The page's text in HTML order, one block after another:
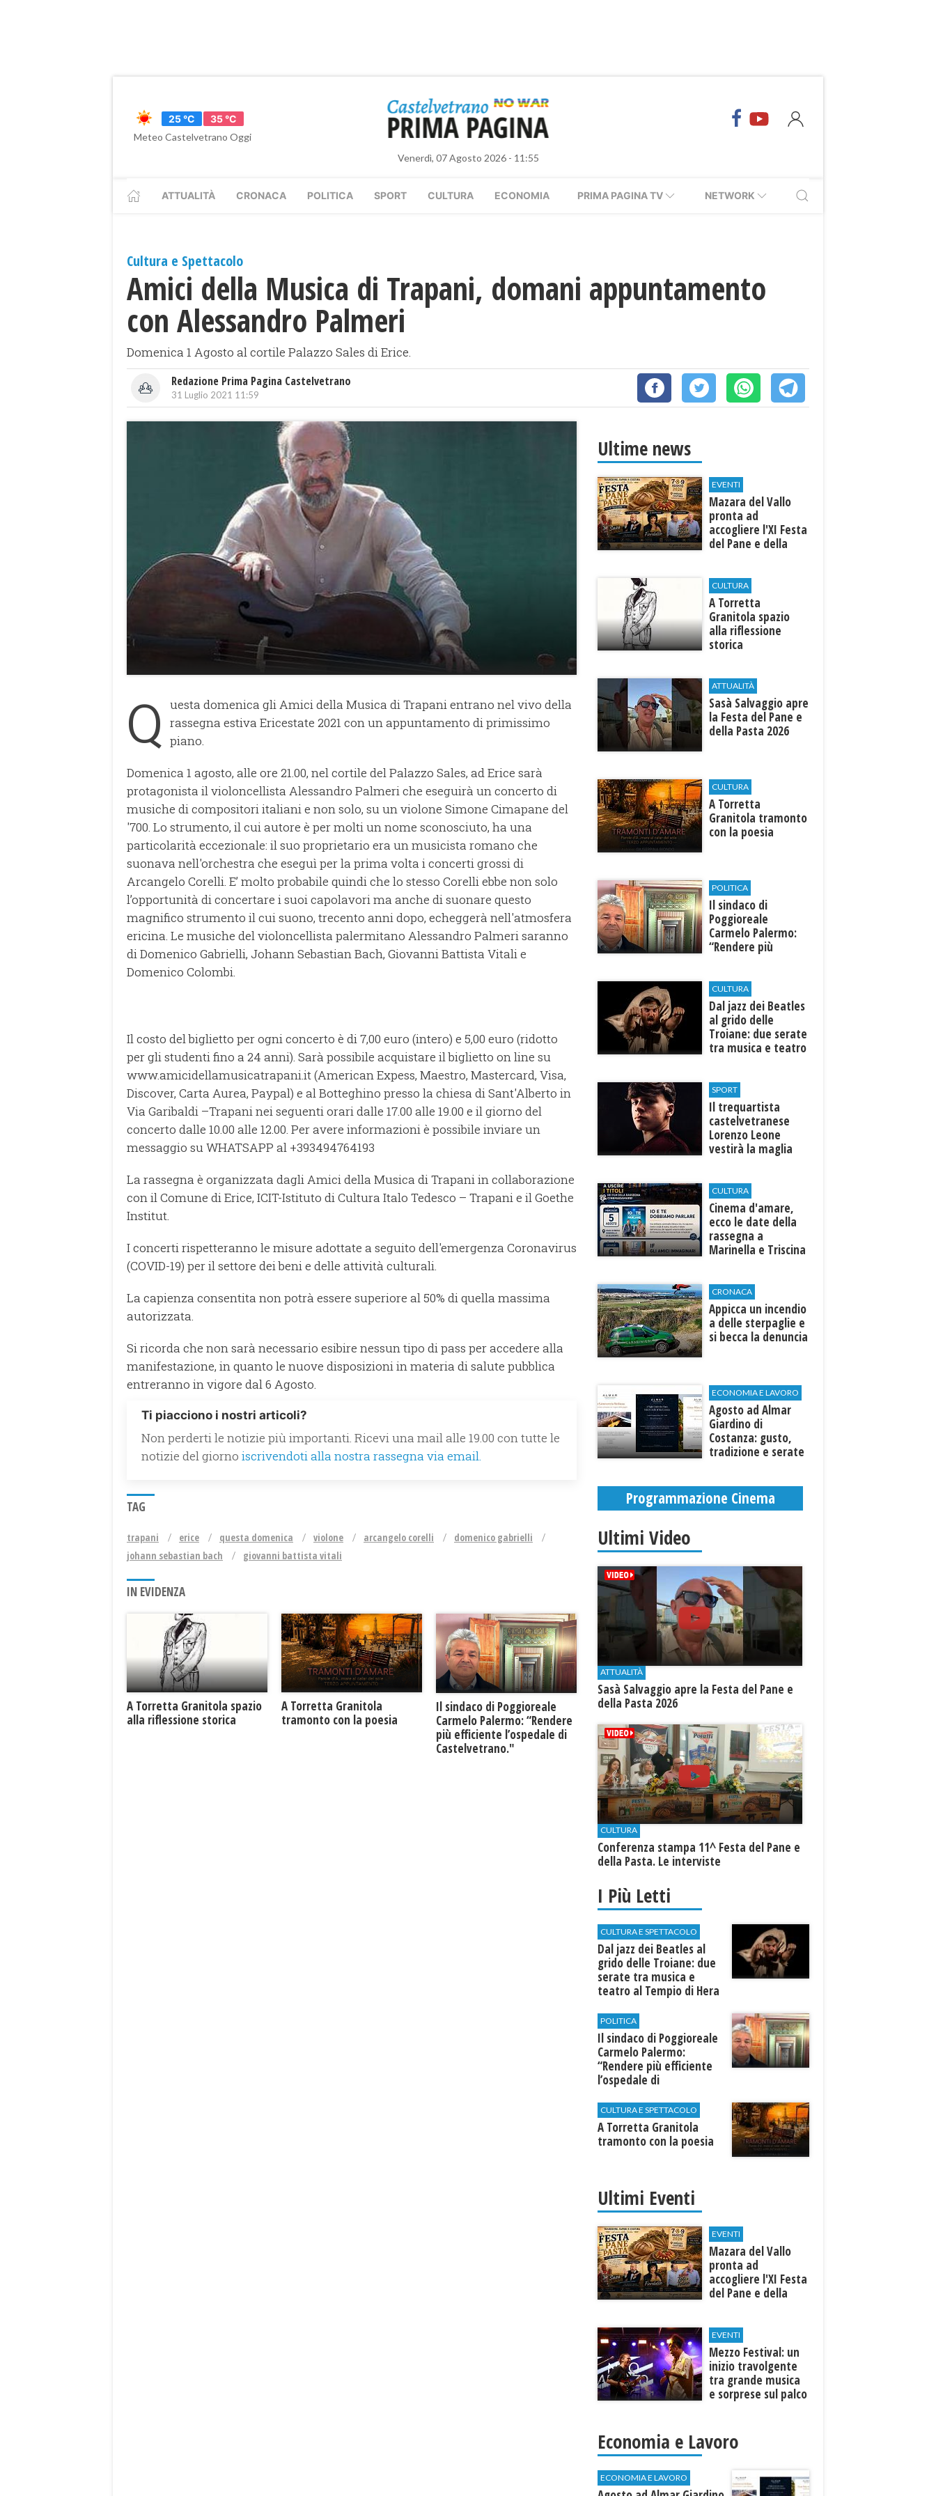
25 °C
35 °C
Meteo Castelvetrano Oggi
Venerdì, 07 Agosto 2026 - 11:55
ATTUALITÀ CRONACA POLITICA SPORT CULTURA ECONOMIA PRIMA PAGINA TV NETWORK
Cultura e Spettacolo
Amici della Musica di Trapani, domani appuntamento
con Alessandro Palmeri
Domenica 1 Agosto al cortile Palazzo Sales di Erice.
Redazione Prima Pagina Castelvetrano
31 Luglio 2021 11:59
Q
uesta domenica gli Amici della Musica di Trapani entrano nel vivo della
rassegna estiva Ericestate 2021 con un appuntamento di primissimo
piano.
Domenica 1 agosto, alle ore 21.00, nel cortile del Palazzo Sales, ad Erice sarà
protagonista il violoncellista Alessandro Palmeri che eseguirà un concerto di
musiche di compositori italiani e non solo, su un violone Simone Cimapane del
'700. Lo strumento, il cui autore è per molti un nome sconosciuto, ha una
particolarità eccezionale: il suo proprietario era un musicista romano che
suonava nell'orchestra che eseguì per la prima volta i concerti grossi di
Arcangelo Corelli. E’ molto probabile quindi che lo stesso Corelli ebbe non solo
l’opportunità di concertare i suoi capolavori ma anche di suonare questo
magnifico strumento il cui suono, trecento anni dopo, echeggerà nell'atmosfera
ericina. Le musiche del violoncellista palermitano Alessandro Palmeri saranno
di Domenico Gabrielli, Johann Sebastian Bach, Giovanni Battista Vitali e
Domenico Colombi.
Il costo del biglietto per ogni concerto è di 7,00 euro (intero) e 5,00 euro (ridotto
per gli studenti fino a 24 anni). Sarà possibile acquistare il biglietto on line su
www.amicidellamusicatrapani.it (American Expess, Maestro, Mastercard, Visa,
Discover, Carta Aurea, Paypal) e al Botteghino presso la chiesa di Sant'Alberto in
Via Garibaldi –Trapani nei seguenti orari dalle 17.00 alle 19.00 e il giorno del
concerto dalle 10.00 alle 12.00. Per avere informazioni è possibile inviare un
messaggio su WHATSAPP al +393494764193
La rassegna è organizzata dagli Amici della Musica di Trapani in collaborazione
con il Comune di Erice, ICIT-Istituto di Cultura Italo Tedesco – Trapani e il Goethe
Institut.
I concerti rispetteranno le misure adottate a seguito dell'emergenza Coronavirus
(COVID-19) per il settore dei beni e delle attività culturali.
La capienza consentita non potrà essere superiore al 50% di quella massima
autorizzata.
Si ricorda che non sarà necessario esibire nessun tipo di pass per accedere alla
manifestazione, in quanto le nuove disposizioni in materia di salute pubblica
entreranno in vigore dal 6 Agosto.
Ti piacciono i nostri articoli?
Non perderti le notizie più importanti. Ricevi una mail alle 19.00 con tutte le
notizie del giorno iscrivendoti alla nostra rassegna via email.
TAG
trapani erice questa domenica violone arcangelo corelli
domenico gabrielli
johann sebastian bach
giovanni battista vitali
IN EVIDENZA
​A Torretta Granitola spazio
alla riflessione storica
​A Torretta Granitola
tramonto con la poesia
Il sindaco di Poggioreale
Carmelo Palermo: “Rendere
più efficiente l’ospedale di
Castelvetrano."
Ultime news
EVENTI
Mazara del Vallo
pronta ad
accogliere l'XI Festa
del Pane e della
CULTURA
​A Torretta
Granitola spazio
alla riflessione
storica
ATTUALITÀ
Sasà Salvaggio apre
la Festa del Pane e
della Pasta 2026
CULTURA
​A Torretta
Granitola tramonto
con la poesia
POLITICA
Il sindaco di
Poggioreale
Carmelo Palermo:
“Rendere più
Castelvetrano."
CULTURA
Dal jazz dei Beatles
al grido delle
Troiane: due serate
tra musica e teatro
SPORT
Il trequartista
castelvetranese
Lorenzo Leone
vestirà la maglia
CULTURA
Cinema d'amare,
ecco le date della
rassegna a
Marinella e Triscina
CRONACA
Appicca un incendio
a delle sterpaglie e
si becca la denuncia
ECONOMIA E LAVORO
Agosto ad Almar
Giardino di
Costanza: gusto,
tradizione e serate
esterni
Programmazione Cinema
Ultimi Video
ATTUALITÀ
Sasà Salvaggio apre la Festa del Pane e
della Pasta 2026
CULTURA
Conferenza stampa 11^ Festa del Pane e
della Pasta. Le interviste
I Più Letti
CULTURA E SPETTACOLO
Dal jazz dei Beatles al
grido delle Troiane: due
serate tra musica e
teatro al Tempio di Hera
POLITICA
Il sindaco di Poggioreale
Carmelo Palermo:
“Rendere più efficiente
l’ospedale di
CULTURA E SPETTACOLO
​A Torretta Granitola
tramonto con la poesia
Ultimi Eventi
EVENTI
Mazara del Vallo
pronta ad
accogliere l'XI Festa
del Pane e della
EVENTI
Mezzo Festival: un
inizio travolgente
tra grande musica
e sorprese sul palco
Economia e Lavoro
ECONOMIA E LAVORO